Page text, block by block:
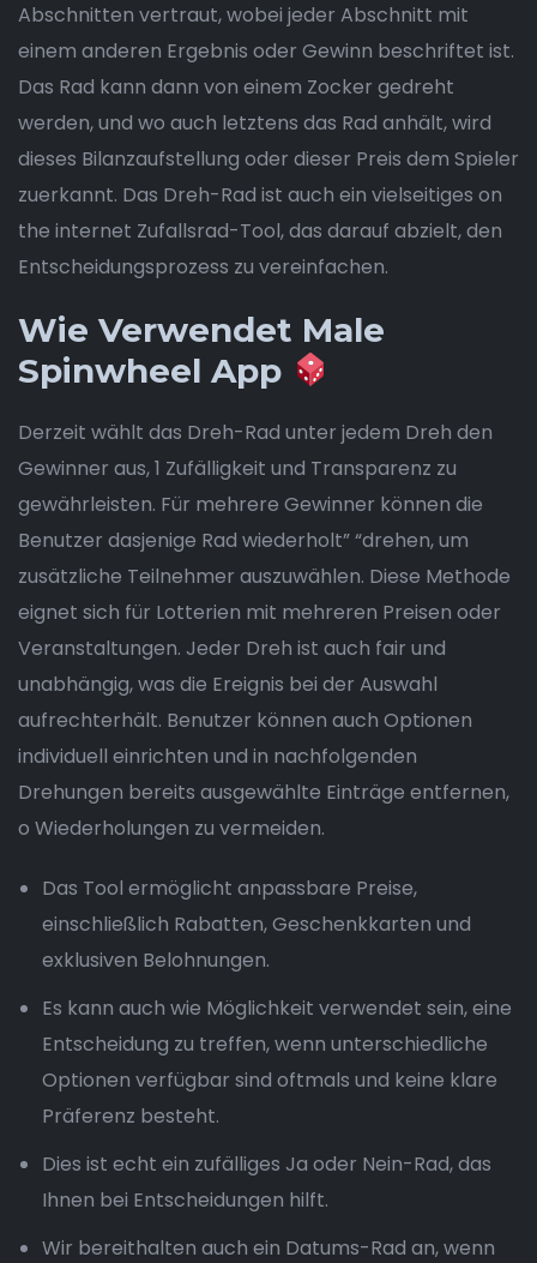
Abschnitten vertraut, wobei jeder Abschnitt mit
einem anderen Ergebnis oder Gewinn beschriftet ist.
Das Rad kann dann von einem Zocker gedreht
werden, und wo auch letztens das Rad anhält, wird
dieses Bilanzaufstellung oder dieser Preis dem Spieler
zuerkannt. Das Dreh-Rad ist auch ein vielseitiges on
the internet Zufallsrad-Tool, das darauf abzielt, den
Entscheidungsprozess zu vereinfachen.
Wie Verwendet Male
Spinwheel App
Derzeit wählt das Dreh-Rad unter jedem Dreh den
Gewinner aus, 1 Zufälligkeit und Transparenz zu
gewährleisten. Für mehrere Gewinner können die
Benutzer dasjenige Rad wiederholt” “drehen, um
zusätzliche Teilnehmer auszuwählen. Diese Methode
eignet sich für Lotterien mit mehreren Preisen oder
Veranstaltungen. Jeder Dreh ist auch fair und
unabhängig, was die Ereignis bei der Auswahl
aufrechterhält. Benutzer können auch Optionen
individuell einrichten und in nachfolgenden
Drehungen bereits ausgewählte Einträge entfernen,
o Wiederholungen zu vermeiden.
Das Tool ermöglicht anpassbare Preise,
einschließlich Rabatten, Geschenkkarten und
exklusiven Belohnungen.
Es kann auch wie Möglichkeit verwendet sein, eine
Entscheidung zu treffen, wenn unterschiedliche
Optionen verfügbar sind oftmals und keine klare
Präferenz besteht.
Dies ist echt ein zufälliges Ja oder Nein-Rad, das
Ihnen bei Entscheidungen hilft.
Wir bereithalten auch ein Datums-Rad an, wenn